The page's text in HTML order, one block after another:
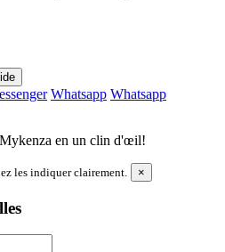
Whatsapp Whatsapp
en un clin d'œil!
les indiquer clairement. ×